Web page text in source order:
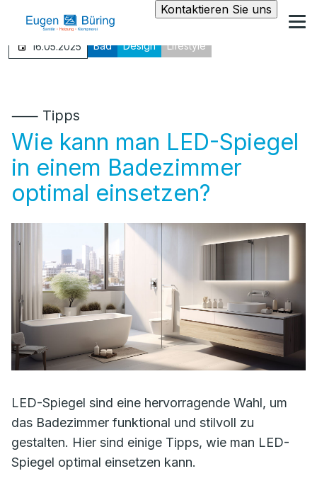
Kontaktieren Sie uns
16.05.2025 Bad Design Lifestyle
⸺ Tipps
Wie kann man LED-Spiegel
in einem Badezimmer
optimal einsetzen?
LED-Spiegel sind eine hervorragende Wahl, um
das Badezimmer funktional und stilvoll zu
gestalten. Hier sind einige Tipps, wie man LED-
Spiegel optimal einsetzen kann.